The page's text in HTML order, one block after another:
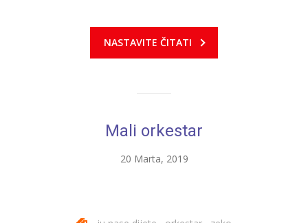
NASTAVITE ČITATI
Mali orkestar
20 Marta, 2019